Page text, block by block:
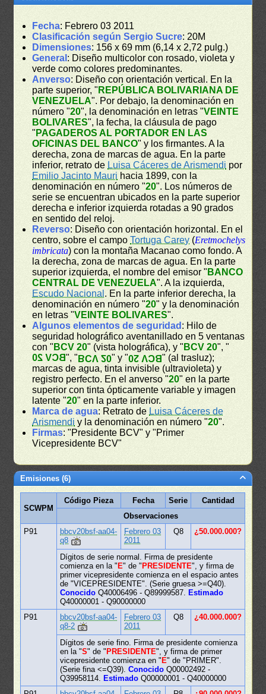
Fecha: Febrero 03 2011
Clasificación según Sergio Sucre: 20M
Dimensiones: 156 x 69 mm (6,14 x 2,72 pulg.)
General : Diseño multicolor con rosado, violeta y
verde como colores predominantes.
Anverso: Diseño con orientación vertical. En la
parte superior, " REPÚBLICA BOLIVARIANA DE
VENEZUELA". Por debajo, la denominación en
número "20", la denominación en letras "VEINTE
BOLIVARES", la fecha, la cláusula de pago
" PAGADEROS AL PORTADOR EN LAS
OFICINAS DEL BANCO" y los firmantes. A la
derecha, zona de marcas de agua. En la parte
inferior, retrato de Luisa Cáceres de Arismendi por
Emilio Jacinto Mauri hacia 1899, con la
denominación en número "20". Los números de
serie se encuentran ubicados en la parte superior
derecha e inferior izquierda rotadas a 90 grados
en sentido del reloj.
Reverso: Diseño con orientación horizontal. En el
centro, sobre el campoTortuga Carey (Eretmochelys
imbricata) con la montaña Macanao como fondo. A
la derecha, zona de marcas de agua. En la parte
superior izquierda, el nombre del emisor " BANCO
CENTRAL DE VENEZUELA". A la izquierda,
Escudo Nacional . En la parte inferior derecha, la
denominación en número "20" y la denominación
en letras "VEINTE BOLIVARES".
Algunos elementos de seguridad : Hilo de
seguridad holográfico aventanillado en 5 ventanas
con " BCV 20" (vista holográfica), y " BCV 20", "
BCV 20", "BCV 20" y "BCV 20" (al trasluz);
marcas de agua, tinta invisible (ultravioleta) y
registro perfecto. En el anverso "20" en la parte
superior con tinta ópticamente variable y imagen
latente "20" en la parte inferior.
Marca de agua: Retrato de Luisa Cáceres de
Arismendi y la denominación en número "20".
Firmas: "Presidente BCV" y "Primer
Vicepresidente BCV"
Emisiones (6)
SCWPM
Código Pieza Fecha Serie
Cantidad
Observaciones
P91
bbcv20bsf-aa04-
q8
Febrero 03
2011
Q8 ¿50.000.000?
Dígitos de serie normal. Firma de presidente
comienza en la " E" de " PRESIDENTE", y firma de
primer vicepresidente comienza en el espacio antes
de "VICEPRESIDENTE". (Serie gruesa >=Q40).
Conocido Q40006496 - Q89999587.
Estimado
Q40000001 - Q90000000
P91
bbcv20bsf-aa04-
q8-2
Febrero 03
2011
Q8 ¿40.000.000?
Dígitos de serie fino. Firma de presidente comienza
en la "S" de " PRESIDENTE", y firma de primer
vicepresidente comienza en " E" de "PRIMER".
(Serie fina <=Q39).Conocido Q00002492 -
Q39958114.
Estimado Q00000001 - Q40000000